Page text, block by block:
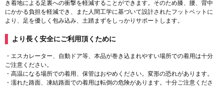
き着地による足裏への衝撃を軽減することができます。そのため膝、腰、背中
にかかる負担を軽減でき、また人間工学に基づいて設計されたフットベットに
より、足を優しく包み込み、土踏まずをしっかりサポートします。
より長く安全にご利用頂くために
・エスカレーター、自動ドア等、本品が巻き込まれやすい場所での着用は十分
ご注意ください。
・高温になる場所での着用、保管はおやめください。変形の恐れがあります。
・濡れた路面、凍結路面での着用は転倒の危険があります。十分ご注意くださ